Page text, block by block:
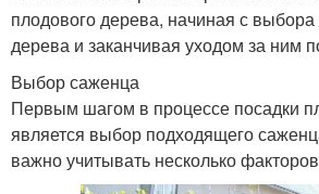
плодового дерева, начиная с
дерева и заканчивая уходом за ним
Выбор саженца
Первым шагом в процессе посадки
является выбор подходящего
важно учитывать несколько